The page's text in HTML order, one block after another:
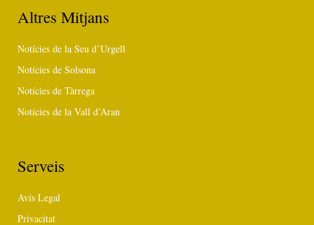
Altres Mitjans
Notícies de la Seu d’Urgell
Notícies de Solsona
Notícies de Tàrrega
Notícies de la Vall d’Aran
Serveis
Avís Legal
Privacitat